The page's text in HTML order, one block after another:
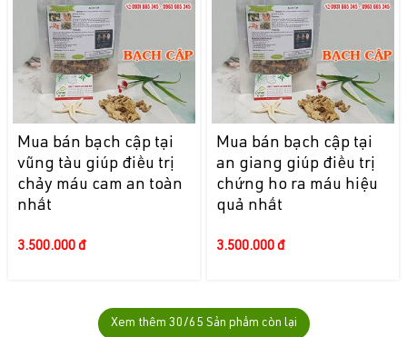
Mua bán bạch cập tại
vũng tàu giúp điều trị
chảy máu cam an toàn
nhất
3.500.000 đ
Mua bán bạch cập tại
an giang giúp điều trị
chứng ho ra máu hiệu
quả nhất
3.500.000 đ
Xem thêm 30/65 Sản phẩm còn lại